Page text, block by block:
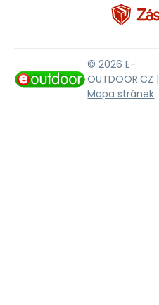
© 2026 E-
OUTDOOR.CZ |
Mapa stránek